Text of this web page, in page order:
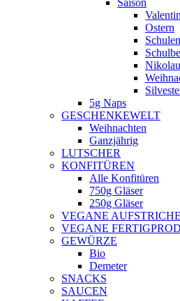
Saison
Ostern
5g Naps
GESCHENKEWELT
Weihnachten
Ganzjährig
LUTSCHER
KONFITÜREN
Alle Konfitüren
750g Gläser
250g Gläser
VEGANE AUFSTRICHE
VEGANE
GEWÜRZE
Bio
Demeter
SNACKS
SAUCEN